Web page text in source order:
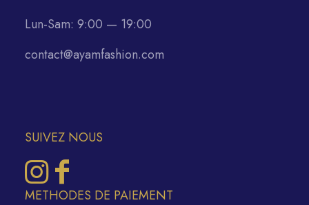
Lun-Sam: 9:00 — 19:00
contact@ayamfashion.com
SUIVEZ NOUS
METHODES DE PAIEMENT